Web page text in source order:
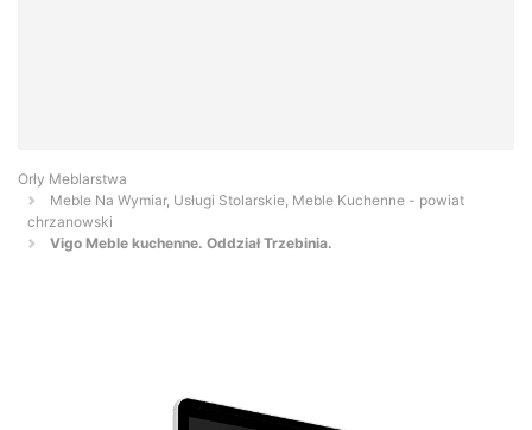
Orły Meblarstwa
Meble Na Wymiar, Usługi Stolarskie, Meble Kuchenne - powiat
chrzanowski
Vigo Meble kuchenne. Oddział Trzebinia.